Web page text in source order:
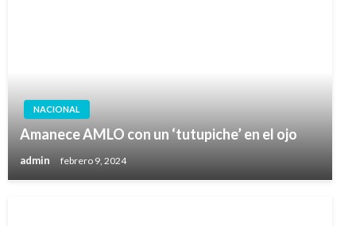
NACIONAL
Amanece AMLO con un ‘tutupiche’ en el ojo
admin febrero 9, 2024